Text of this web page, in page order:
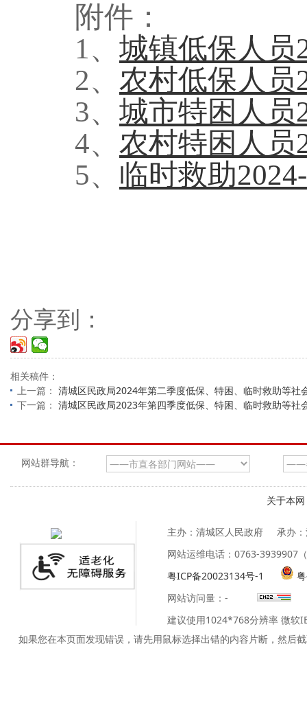
附件：
1、 城镇低保人员
2、 农村低保人员
3、 城市特困人员
4、 农村特困人员
5、 临时救助
分享到：
相关稿件：
上一篇： 清城区民政局2024年第二季度低保、特困、临时救助等社
下一篇： 清城区民政局2023年第四季度低保、特困、临时救助等社
网站群导航：
关于本网
主办：清城区人民政府
承办
网站运维电话：0763-3939907
粤ICP备20023134号-1
网站访问量： -
建议使用1024*768分辨率 微软
如果您在本页面发现错误，请先用鼠标选择出错的内容片断，然后